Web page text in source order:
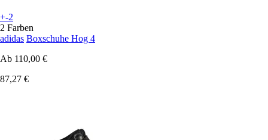
+-2
2 Farben
adidas Boxschuhe Hog 4
Ab 110,00 €
87,27 €